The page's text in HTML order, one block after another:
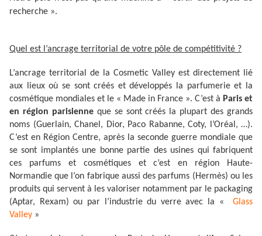
recherche ».
Quel est l’ancrage territorial de votre pôle de compétitivité ?
L’ancrage territorial de la Cosmetic Valley est directement lié
aux lieux où se sont créés et développés la parfumerie et la
cosmétique mondiales et le « Made in France ». C’est à Paris et
en région parisienneque se sont créés la plupart des grands
noms (Guerlain, Chanel, Dior, Paco Rabanne, Coty, l’Oréal, …).
C’est en Région Centre, après la seconde guerre mondiale que
se sont implantés une bonne partie des usines qui fabriquent
ces parfums et cosmétiques et c’est en région Haute-
Normandie que l’on fabrique aussi des parfums (Hermès) ou les
produits qui servent à les valoriser notamment par le packaging
(Aptar, Rexam) ou par l’industrie du verre avec la «
Glass
Valley »